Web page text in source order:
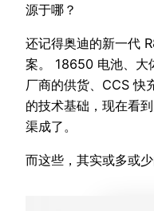
源于哪？
还记得奥迪的新一代
案。 18650 电池、大
厂商的供货、CCS 快
的技术基础，现在看
渠成了。
而这些，其实或多或